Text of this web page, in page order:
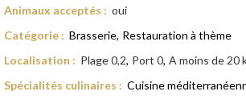
Animaux acceptés : oui
Catégorie : Brasserie Restauration à thème
Localisation : Plage 0,2 Port 0 A moins de 20
Spécialités culinaires : Cuisine